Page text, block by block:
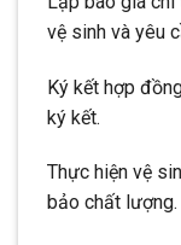
vệ sinh và yêu
Ký kết hợp
ký kết.
Thực hiện vệ
bảo chất lượng.